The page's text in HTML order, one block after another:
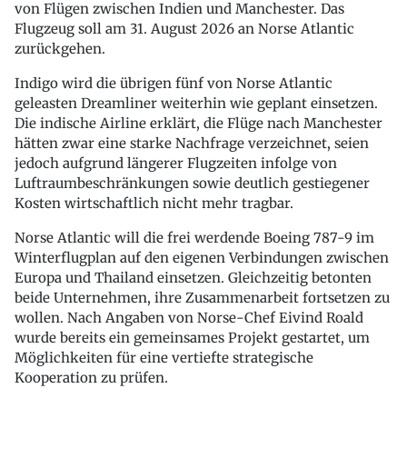
von Flügen zwischen Indien und Manchester. Das
Flugzeug soll am 31. August 2026 an Norse Atlantic
zurückgehen.
Indigo wird die übrigen fünf von Norse Atlantic
geleasten Dreamliner weiterhin wie geplant einsetzen.
Die indische Airline erklärt, die Flüge nach Manchester
hätten zwar eine starke Nachfrage verzeichnet, seien
jedoch aufgrund längerer Flugzeiten infolge von
Luftraumbeschränkungen sowie deutlich gestiegener
Kosten wirtschaftlich nicht mehr tragbar.
Norse Atlantic will die frei werdende Boeing 787-9 im
Winterflugplan auf den eigenen Verbindungen zwischen
Europa und Thailand einsetzen. Gleichzeitig betonten
beide Unternehmen, ihre Zusammenarbeit fortsetzen zu
wollen. Nach Angaben von Norse-Chef Eivind Roald
wurde bereits ein gemeinsames Projekt gestartet, um
Möglichkeiten für eine vertiefte strategische
Kooperation zu prüfen.